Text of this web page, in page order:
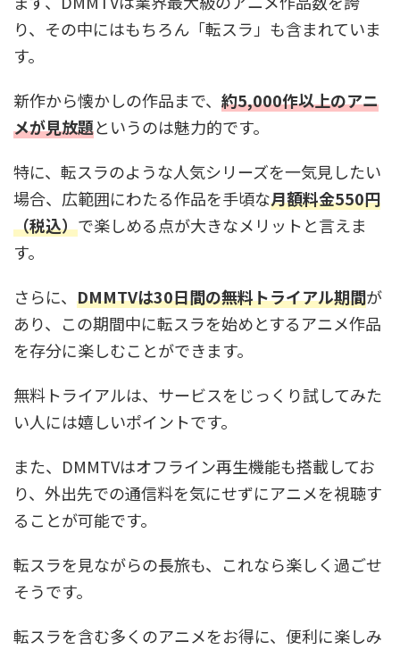
り、その中にはもちろん「転スラ」も含まれていま
す。
新作から懐かしの作品まで、 約5,000作以上のアニ
メが見放題というのは魅力的です。
特に、転スラのような人気シリーズを一気見したい
場合、広範囲にわたる作品を手頃な月額料金550円
（税込）で楽しめる点が大きなメリットと言えま
す。
さらに、 DMMTVは30日間の無料トライアル期間が
あり、この期間中に転スラを始めとするアニメ作品
を存分に楽しむことができます。
無料トライアルは、サービスをじっくり試してみた
い人には嬉しいポイントです。
また、DMMTVはオフライン再生機能も搭載してお
り、外出先での通信料を気にせずにアニメを視聴す
ることが可能です。
転スラを見ながらの長旅も、これなら楽しく過ごせ
そうです。
転スラを含む多くのアニメをお得に、便利に楽しみ